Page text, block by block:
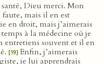
Dieu merci. Mon
faute, mais il en est
en droit, mais j’aimerais
à la médecine où je
entretiens souvent et il en
[19] Enfin, j’aimerais
je lui apprendrais